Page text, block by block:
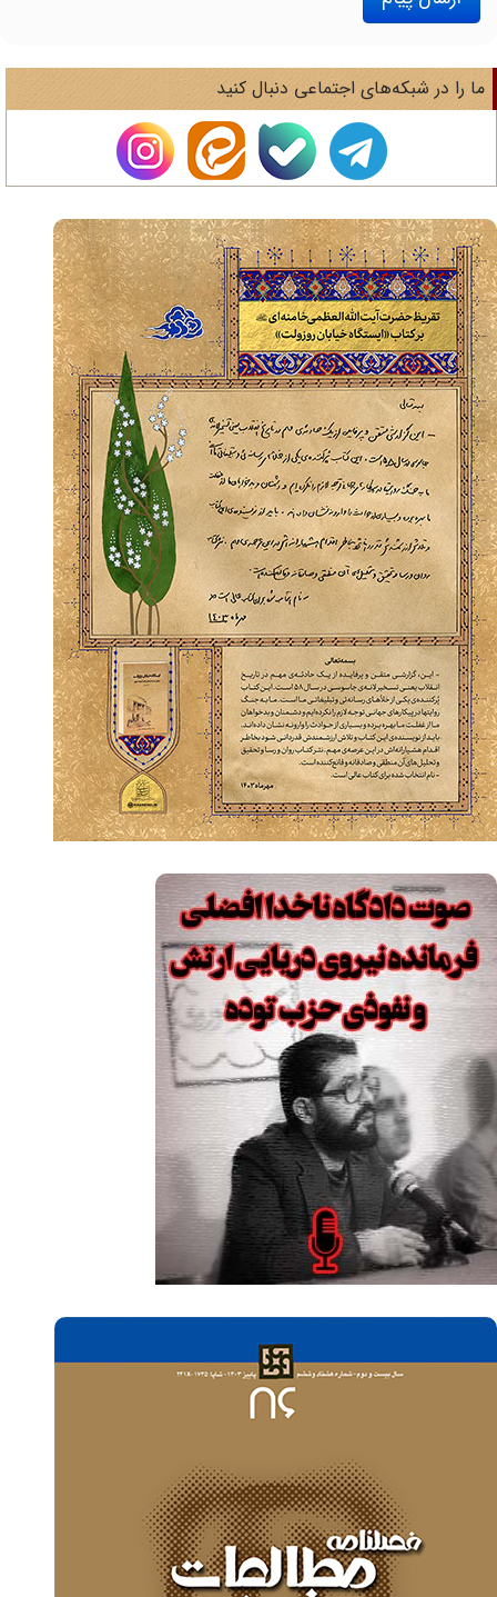
را در شبکه‌های اجتماعی دنبال کنید